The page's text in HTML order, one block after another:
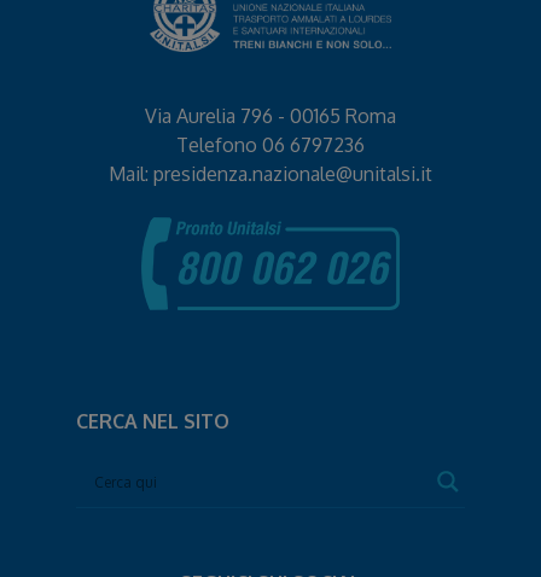
Via Aurelia 796 - 00165 Roma
Telefono 06 6797236
Mail: presidenza.nazionale@unitalsi.it
CERCA NEL SITO